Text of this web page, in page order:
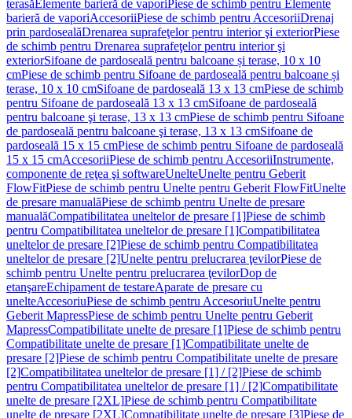
terasăElemente barieră de vaporiPiese de schimb pentru Elemente
barieră de vaporiAccesoriiPiese de schimb pentru AccesoriiDrenaj
prin pardosealăDrenarea suprafeţelor pentru interior şi exteriorPiese
de schimb pentru Drenarea suprafeţelor pentru interior şi
exteriorSifoane de pardoseală pentru balcoane și terase, 10 x 10
cmPiese de schimb pentru Sifoane de pardoseală pentru balcoane și
terase, 10 x 10 cmSifoane de pardoseală 13 x 13 cmPiese de schimb
pentru Sifoane de pardoseală 13 x 13 cmSifoane de pardoseală
pentru balcoane şi terase, 13 x 13 cmPiese de schimb pentru Sifoane
de pardoseală pentru balcoane şi terase, 13 x 13 cmSifoane de
pardoseală 15 x 15 cmPiese de schimb pentru Sifoane de pardoseală
15 x 15 cmAccesoriiPiese de schimb pentru AccesoriiInstrumente,
componente de reţea şi softwareUnelteUnelte pentru Geberit
FlowFitPiese de schimb pentru Unelte pentru Geberit FlowFitUnelte
de presare manualăPiese de schimb pentru Unelte de presare
manualăCompatibilitatea uneltelor de presare [1]Piese de schimb
pentru Compatibilitatea uneltelor de presare [1]Compatibilitatea
uneltelor de presare [2]Piese de schimb pentru Compatibilitatea
uneltelor de presare [2]Unelte pentru prelucrarea ţevilorPiese de
schimb pentru Unelte pentru prelucrarea ţevilorDop de
etanşareEchipament de testareAparate de presare cu
unelteAccesoriuPiese de schimb pentru AccesoriuUnelte pentru
Geberit MapressPiese de schimb pentru Unelte pentru Geberit
MapressCompatibilitate unelte de presare [1]Piese de schimb pentru
Compatibilitate unelte de presare [1]Compatibilitate unelte de
presare [2]Piese de schimb pentru Compatibilitate unelte de presare
[2]Compatibilitatea uneltelor de presare [1] / [2]Piese de schimb
pentru Compatibilitatea uneltelor de presare [1] / [2]Compatibilitate
unelte de presare [2XL]Piese de schimb pentru Compatibilitate
unelte de presare [2XL]Compatibilitate unelte de presare [3]Piese de